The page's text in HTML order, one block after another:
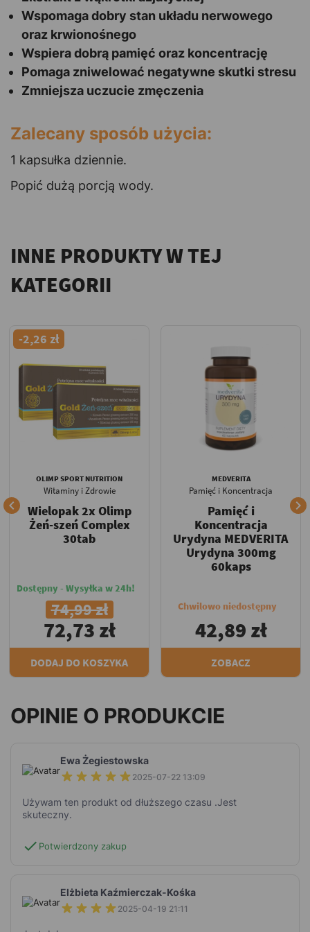
Wspomaga dobry stan układu nerwowego
oraz krwionośnego
Wspiera dobrą pamięć oraz koncentrację
Pomaga zniwelować negatywne skutki stresu
Zmniejsza uczucie zmęczenia
Zalecany sposób użycia:
1 kapsułka dziennie.
Popić dużą porcją wody.
INNE PRODUKTY W TEJ
KATEGORII

-2,26 zł
OLIMP SPORT NUTRITION
Witaminy i Zdrowie
Wielopak 2x Olimp
Żeń-szeń Complex
30tab
Dostępny - Wysyłka w 24h!
74,99 zł
72,73 zł
DODAJ DO KOSZYKA
MEDVERITA
Pamięć i Koncentracja
Pamięć i
Koncentracja
Urydyna MEDVERITA
Urydyna 300mg
60kaps
Chwilowo niedostępny
42,89 zł
ZOBACZ

OPINIE O PRODUKCIE
Ewa Żegiestowska
2025-07-22 13:09
Używam ten produkt od dłuższego czasu .Jest
skuteczny.
check Potwierdzony zakup
Elżbieta Kaźmierczak-Kośka
2025-04-19 21:11